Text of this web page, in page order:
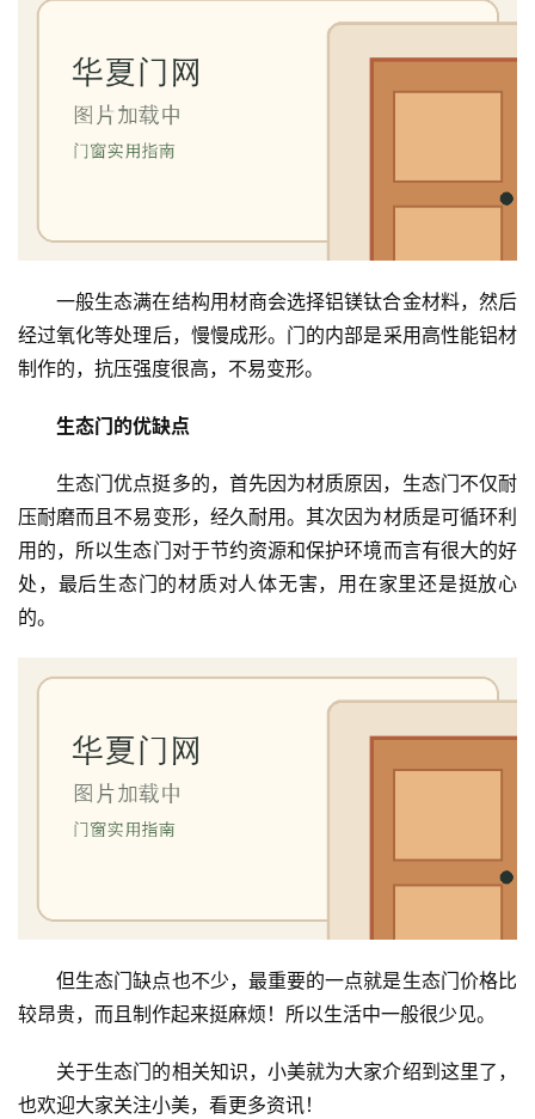
卫
庭
院
大
门
铸
维
门
一般生态满在结构用材商会选择铝镁钛合金材料，然后
经过氧化等处理后，慢慢成形。门的内部是采用高性能铝材
制作的，抗压强度很高，不易变形。
生态门的优缺点
生态门优点挺多的，首先因为材质原因，生态门不仅耐
压耐磨而且不易变形，经久耐用。其次因为材质是可循环利
用的，所以生态门对于节约资源和保护环境而言有很大的好
处，最后生态门的材质对人体无害，用在家里还是挺放心
的。
但生态门缺点也不少，最重要的一点就是生态门价格比
较昂贵，而且制作起来挺麻烦！所以生活中一般很少见。
关于生态门的相关知识，小美就为大家介绍到这里了，
也欢迎大家关注小美，看更多资讯！